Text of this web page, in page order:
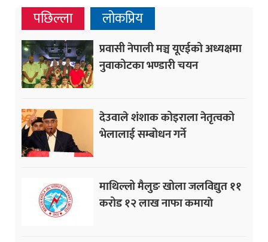
पछिल्ला लोकप्रिय
प्रवासी नेपाली मञ्च यूएईको अध्यक्षमा
नुवाकोटका भण्डारी चयन
देउवाले शंशाक कोइराला नेतृत्वको
भेलालाई सम्बोधन गर्ने
माथिल्लो मैलुङ खोला जलविद्युत ११
करोड १२ लाख नाफा कमायाे